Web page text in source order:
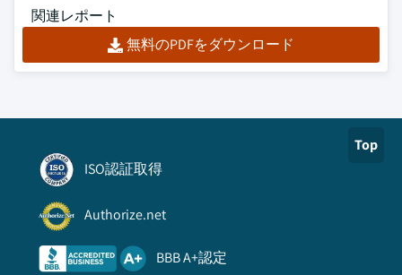
関連レポート
無料のPDFをダウンロード
Top
ISO認証取得
Authorize.net
BBB A+認定